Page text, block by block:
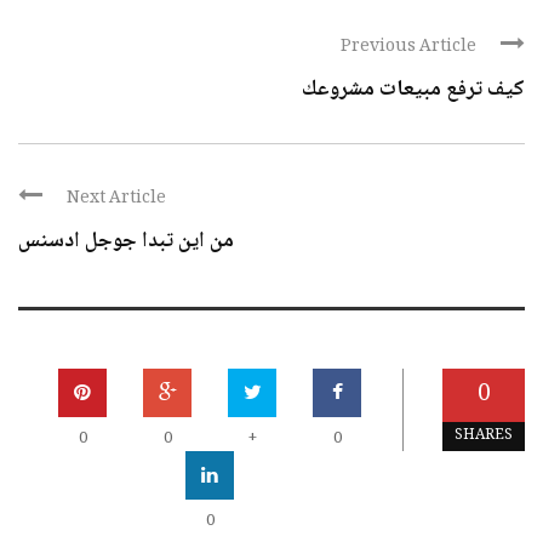
Previous Article
كيف ترفع مبيعات مشروعك
Next Article
من اين تبدا جوجل ادسنس
0
SHARES
0
+
0
0
0